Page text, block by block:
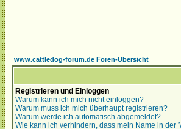
www.cattledog-forum.de Foren-Übersicht
Registrieren und Einloggen
Warum kann ich mich nicht einloggen?
Warum muss ich mich überhaupt registrieren?
Warum werde ich automatisch abgemeldet?
Wie kann ich verhindern, dass mein Name in der